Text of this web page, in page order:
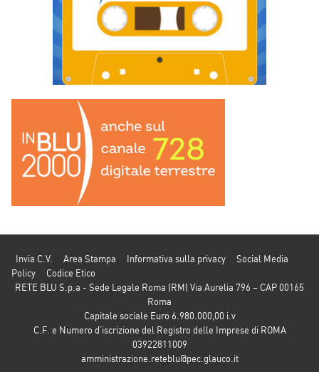
Invia C.V. Area Stampa Informativa sulla privacy
Social Media
Policy
Codice Etico
RETE BLU S.p.a - Sede Legale Roma (RM) Via Aurelia 796 – CAP 00165
Roma
Capitale sociale Euro 6.980.000,00 i.v
C.F. e Numero d’iscrizione del Registro delle Imprese di ROMA
03922811009
amministrazione.reteblu@pec.glauco.it